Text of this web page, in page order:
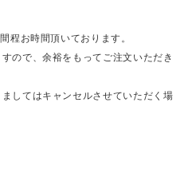
程お時間頂いております。
ので、余裕をもってご注文いただき
してはキャンセルさせていただく場